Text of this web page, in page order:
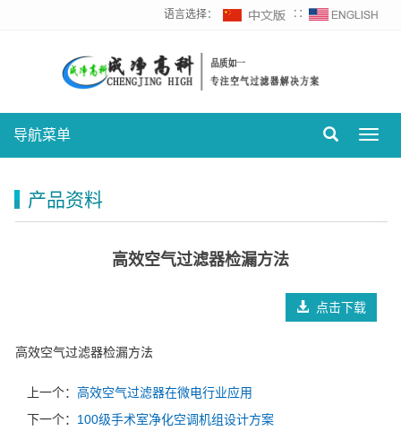
语言选择： ∷
导航菜单
产品资料
高效空气过滤器检漏方法
点击下载
高效空气过滤器检漏方法
上一个： 高效空气过滤器在微电行业应用
下一个： 100级手术室净化空调机组设计方案